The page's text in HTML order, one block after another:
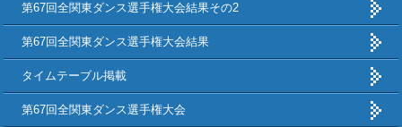
第67回全関東ダンス選手権大会結果その2
第67回全関東ダンス選手権大会結果
タイムテーブル掲載
第67回全関東ダンス選手権大会